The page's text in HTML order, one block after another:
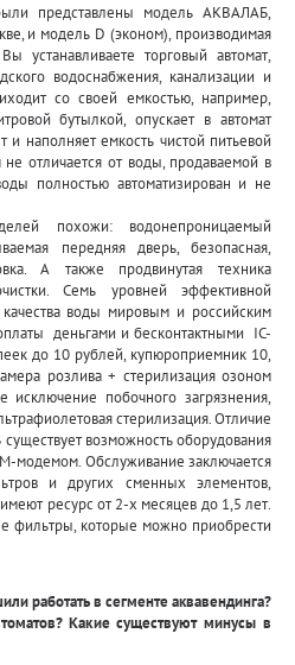
представлены модель АКВАЛАБ,
и модель D (эконом), производимая
торговый автомат,
водоснабжения, канализации и
со своей емкостью, например,
бутылкой, опускает в автомат
наполняет емкость чистой питьевой
отличается от воды, продаваемой в
полностью автоматизирован и не
похожи: водонепроницаемый
передняя дверь, безопасная,
А также продвинутая техника
Семь уровней эффективной
качества воды мировым и российским
деньгами и бесконтактными IC-
до 10 рублей, купюроприемник 10,
розлива + стерилизация озоном
исключение побочного загрязнения,
стерилизация. Отличие
возможность оборудования
модемом. Обслуживание заключается
и других сменных элементов,
ресурс от 2-х месяцев до 1,5 лет.
фильтры, которые можно приобрести
работать в сегменте аквавендинга?
Какие существуют минусы в